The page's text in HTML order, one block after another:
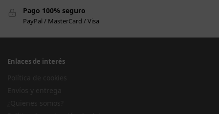
Pago 100% seguro
PayPal / MasterCard / Visa
Enlaces de interés